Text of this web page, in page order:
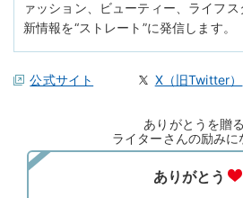
ァッション、ビューティー、ライフ
新情報を“ストレート”に発信します。
公式サイト X（旧Twitter）
ありがとうを贈
ライターさんの励みに